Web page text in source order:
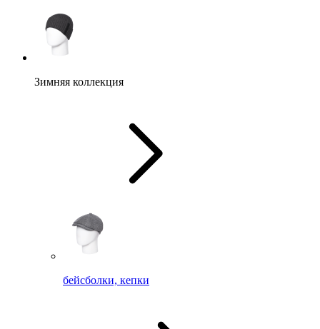
Зимняя коллекция
бейсболки, кепки